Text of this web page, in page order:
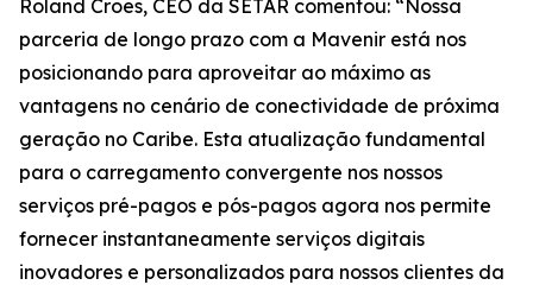
Roland Croes, CEO da SETAR comentou: “Nossa
parceria de longo prazo com a Mavenir está nos
posicionando para aproveitar ao máximo as
vantagens no cenário de conectividade de próxima
geração no Caribe. Esta atualização fundamental
para o carregamento convergente nos nossos
serviços pré-pagos e pós-pagos agora nos permite
fornecer instantaneamente serviços digitais
inovadores e personalizados para nossos clientes da